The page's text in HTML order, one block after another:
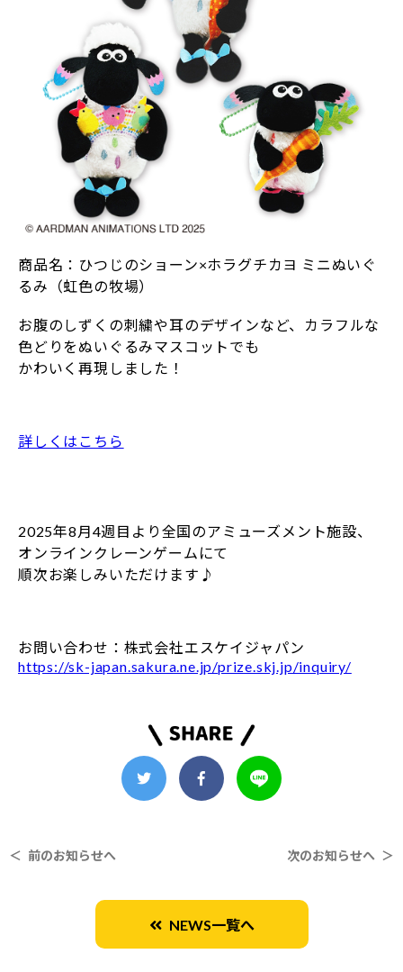
商品名：ひつじのショーン×ホラグチカヨ ミニぬいぐ
るみ（虹色の牧場）
お腹のしずくの刺繍や耳のデザインなど、カラフルな
色どりをぬいぐるみマスコットでも
かわいく再現しました！
詳しくはこちら
2025年8月4週目より全国のアミューズメント施設、
オンラインクレーンゲームにて
順次お楽しみいただけます♪
お問い合わせ：株式会社エスケイジャパン
https://sk-japan.sakura.ne.jp/prize.skj.jp/inquiry/
＜ 前のお知らせへ 次のお知らせへ ＞
NEWS一覧へ